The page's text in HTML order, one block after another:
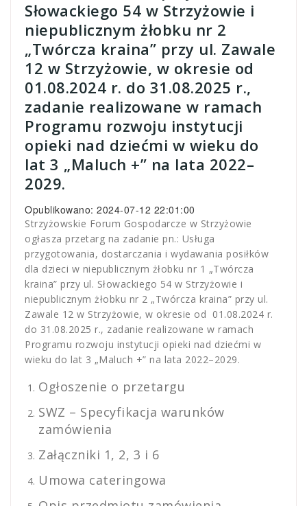
Słowackiego 54 w Strzyżowie i
niepublicznym żłobku nr 2
„Twórcza kraina” przy ul. Zawale
12 w Strzyżowie, w okresie od
01.08.2024 r. do 31.08.2025 r.,
zadanie realizowane w ramach
Programu rozwoju instytucji
opieki nad dziećmi w wieku do
lat 3 „Maluch +” na lata 2022–
2029.
Opublikowano: 2024-07-12 22:01:00
Strzyżowskie Forum Gospodarcze w Strzyżowie
ogłasza przetarg na zadanie pn.: Usługa
przygotowania, dostarczania i wydawania posiłków
dla dzieci w niepublicznym żłobku nr 1 „Twórcza
kraina” przy ul. Słowackiego 54 w Strzyżowie i
niepublicznym żłobku nr 2 „Twórcza kraina” przy ul.
Zawale 12 w Strzyżowie, w okresie od 01.08.2024 r.
do 31.08.2025 r., zadanie realizowane w ramach
Programu rozwoju instytucji opieki nad dziećmi w
wieku do lat 3 „Maluch +” na lata 2022–2029.
Ogłoszenie o przetargu
SWZ – Specyfikacja warunków
zamówienia
Załączniki 1, 2, 3 i 6
Umowa cateringowa